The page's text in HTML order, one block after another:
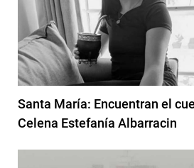
Santa María: Encuentran el
Celena Estefanía Albarracin